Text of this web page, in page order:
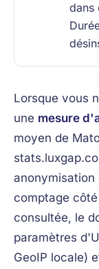
dans
Lorsque vous
une mesure
moyen de
anonymisation
comptage
consultée, le
paramètres
GeoIP locale)